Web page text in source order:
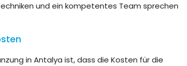
und ein kompetentes Team sprechen
in Antalya ist, dass die Kosten für die